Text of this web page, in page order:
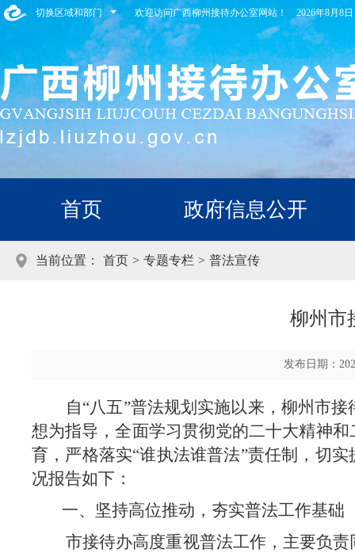
切换区域和部门 欢迎访问广西柳州接待办公室网站！ 2026年8月
首页 政府信息公开
当前位置： 首页 > 专题专栏 > 普法宣传
柳州市
发布日期：
自“八五”普法规划实施以来，柳州市
想为指导，全面学习贯彻党的二十大精神
育，严格落实“谁执法谁普法”责任制，切
况报告如下：
一、坚持高位推动，夯实普法工作基础
市接待办高度重视普法工作，主要负